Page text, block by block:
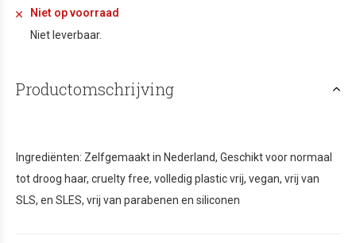
Niet op voorraad
Niet leverbaar.
Productomschrijving
Ingrediënten: Zelfgemaakt in Nederland, Geschikt voor normaal
tot droog haar, cruelty free, volledig plastic vrij, vegan, vrij van
SLS, en SLES, vrij van parabenen en siliconen